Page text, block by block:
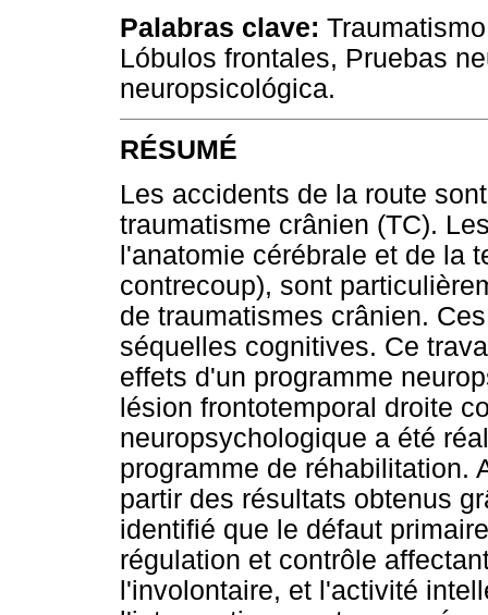
Palabras clave:
Lóbulos frontales, Pruebas
neuropsicológica.
RÉSUMÉ
Les accidents de la route
traumatisme crânien (TC).
l'anatomie cérébrale et de la
contrecoup), sont
de traumatismes crânien.
séquelles cognitives. Ce
effets d'un programme
lésion frontotemporal droite
neuropsychologique a été
programme de réhabilitation.
partir des résultats obtenus
identifié que le défaut
régulation et contrôle
l'involontaire, et l'activité